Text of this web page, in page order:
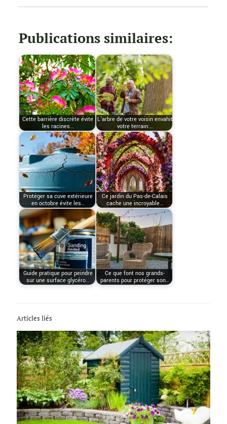
Publications similaires:
Cette barrière discrète évite
les racines…
L’arbre de votre voisin envahit
votre terrain:…
Protéger sa cuve extérieure
en octobre évite les…
Ce jardin du Pas-de-Calais
cache une incroyable…
Guide pratique pour peindre
sur une surface glycéro…
Ce que font nos grands-
parents pour protéger son…
Articles liés